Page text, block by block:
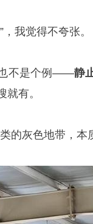
我觉得不夸张。
也不是个例——静
有。
的灰色地带，本